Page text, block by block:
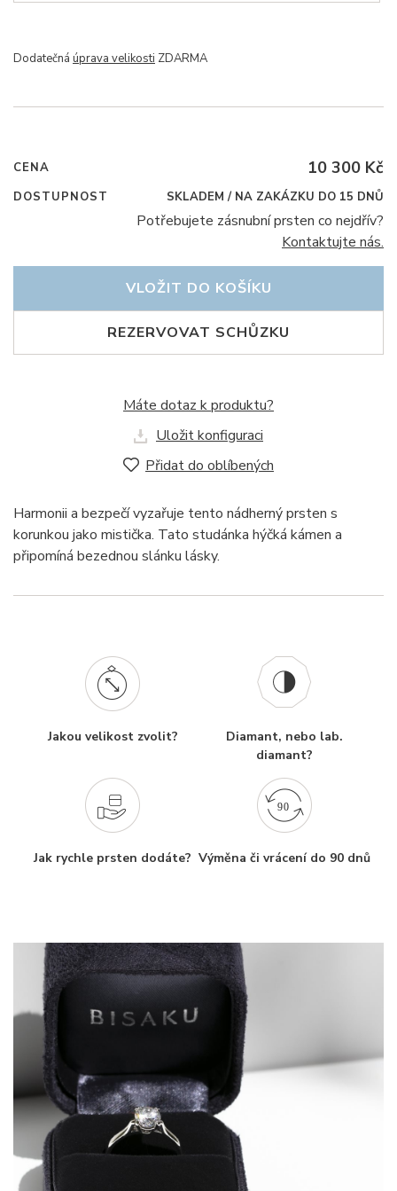
Dodatečná úprava velikosti ZDARMA
CENA 10 300 Kč
DOSTUPNOST SKLADEM / NA ZAKÁZKU DO 15 DNŮ
Potřebujete zásnubní prsten co nejdřív?
Kontaktujte nás.
REZERVOVAT SCHŮZKU
VLOŽIT DO KOŠÍKU
Máte dotaz k produktu?
Uložit konfiguraci
Přidat do oblíbených
Harmonii a bezpečí vyzařuje tento nádherný prsten s
korunkou jako mistička. Tato studánka hýčká kámen a
připomíná bezednou slánku lásky.
Jakou velikost zvolit?
Diamant, nebo lab.
diamant?
Jak rychle prsten dodáte? Výměna či vrácení do 90 dnů